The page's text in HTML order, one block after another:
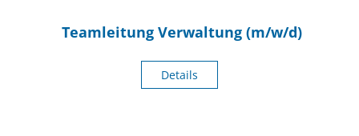
Teamleitung Verwaltung (m/w/d)
Details